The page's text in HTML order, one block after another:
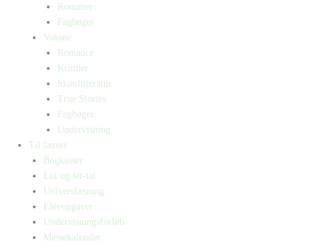
Romaner
Fagbøger
Voksne
Romance
Krimier
Skønlitteratur
True Stories
Fagbøger
Undervisning
Til lærere
Bogkasser
Lix og let-tal
Universlæsning
Elevopgaver
Undervisningsforløb
Messekalender